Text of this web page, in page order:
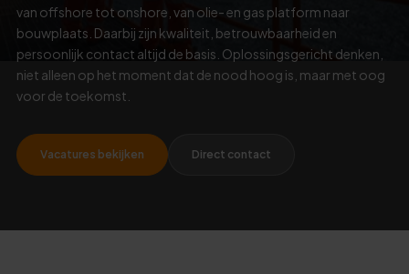
van offshore tot onshore, van olie- en gas platform naar
bouwplaats. Daarbij zijn kwaliteit, betrouwbaarheid en
persoonlijk contact altijd de basis. Oplossingsgericht denken,
niet alleen op het moment dat de nood hoog is, maar met oog
voor de toekomst.
Vacatures bekijken Direct contact